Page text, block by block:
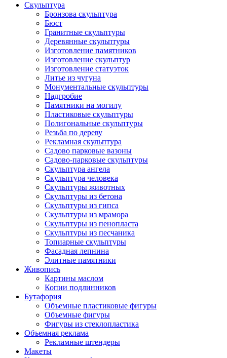
Скульптура
Бронзова скульптура
Бюст
Гранитные скульптуры
Деревянные скульптуры
Изготовление памятников
Изготовление скульптур
Изготовление статуэток
Литье из чугуна
Монументальные скульптуры
Надгробие
Памятники на могилу
Пластиковые скульптуры
Полигональные скульптуры
Резьба по дереву
Рекламная скульптура
Садово парковые вазоны
Садово-парковые скульптуры
Скульптура ангела
Скульптура человека
Скульптуры животных
Скульптуры из бетона
Скульптуры из гипса
Скульптуры из мрамора
Скульптуры из пенопласта
Скульптуры из песчаника
Топиарные скульптуры
Фасадная лепнина
Элитные памятники
Живопись
Картины маслом
Копии подлинников
Бутафория
Объемные пластиковые фигуры
Объемные фигуры
Фигуры из стеклопластика
Объемная реклама
Рекламные штендеры
Макеты